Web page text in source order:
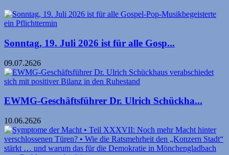
Sonntag, 19. Juli 2026 ist für alle Gosp...
09.07.2626
EWMG-Geschäftsführer Dr. Ulrich Schückha...
10.06.2626